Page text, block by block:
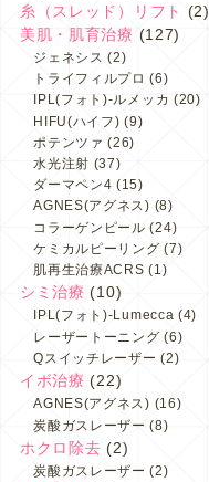
糸（スレッド）リフト
(2)
美肌・肌育治療 (127)
ジェネシス (2)
トライフィルプロ (6)
IPL(フォト)-ルメッカ (20)
HIFU(ハイフ) (9)
ポテンツァ (26)
水光注射 (37)
ダーマペン4 (15)
AGNES(アグネス) (8)
コラーゲンピール (24)
ケミカルピーリング (7)
肌再生治療ACRS (1)
シミ治療 (10)
IPL(フォト)-Lumecca (4)
レーザートーニング (6)
Qスイッチレーザー (2)
イボ治療 (22)
AGNES(アグネス) (16)
炭酸ガスレーザー (8)
ホクロ除去 (2)
炭酸ガスレーザー (2)